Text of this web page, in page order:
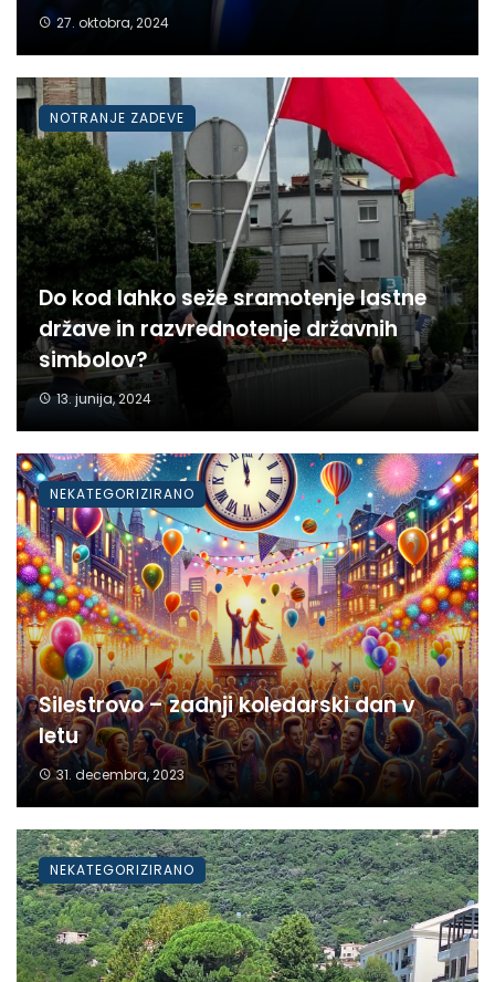
27. oktobra, 2024
Do kod lahko seže sramotenje lastne
države in razvrednotenje državnih
simbolov?
13. junija, 2024
NOTRANJE ZADEVE
Silestrovo – zadnji koledarski dan v
letu
31. decembra, 2023
NEKATEGORIZIRANO
NEKATEGORIZIRANO